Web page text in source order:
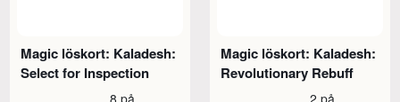
Magic löskort: Kaladesh:
Select for Inspection
Magic löskort: Kaladesh:
Revolutionary Rebuff